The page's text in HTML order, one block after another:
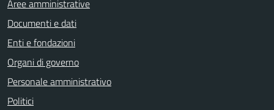
Aree amministrative
Documenti e dati
Enti e fondazioni
Organi di governo
Personale amministrativo
Politici